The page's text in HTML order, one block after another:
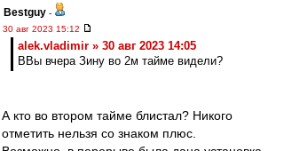
Bestguy -
30 авг 2023 15:12
alek.vladimir » 30 авг 2023 14:05
ВВы вчера Зину во 2м тайме видели?
А кто во втором тайме блистал? Никого
отметить нельзя со знаком плюс.